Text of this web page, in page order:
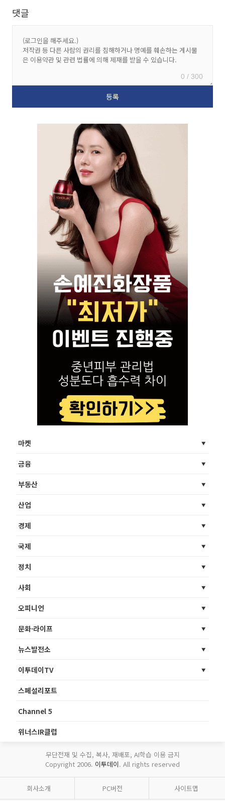
댓글
0 / 300
마켓
금융
부동산
산업
경제
국제
정치
사회
오피니언
문화·라이프
뉴스발전소
이투데이TV
스페셜리포트
Channel 5
위너스IR클럽
무단전재 및 수집, 복사, 재배포, AI학습 이용 금지
Copyright 2006. 이투데이. All rights reserved
회사소개 PC버전 사이트맵